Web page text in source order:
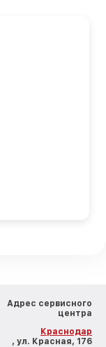
Адрес сервисного
центра
Краснодар
, ул. Красная, 176